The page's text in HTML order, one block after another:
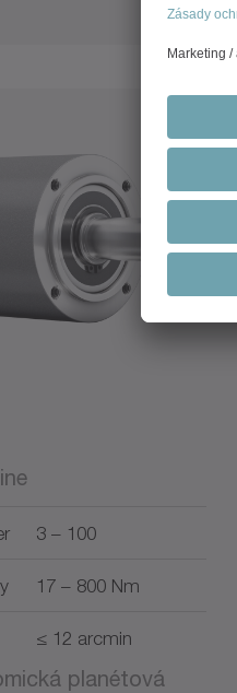
3 – 100
17 – 800 Nm
≤ 12 arcmin
planétová